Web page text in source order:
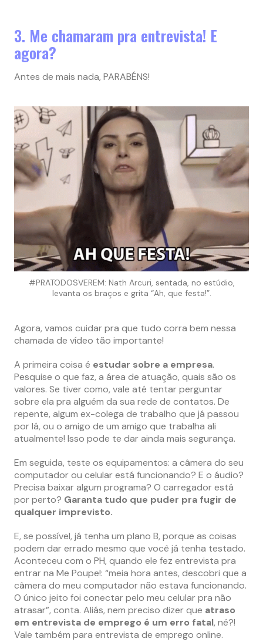
3. Me chamaram pra entrevista! E
agora?
Antes de mais nada, PARABÉNS!
#PRATODOSVEREM: Nath Arcuri, sentada, no estúdio,
levanta os braços e grita “Ah, que festa!”.
Agora, vamos cuidar pra que tudo corra bem nessa
chamada de vídeo tão importante!
A primeira coisa é estudar sobre a empresa.
Pesquise o que faz, a área de atuação, quais são os
valores. Se tiver como, vale até tentar perguntar
sobre ela pra alguém da sua rede de contatos. De
repente, algum ex-colega de trabalho que já passou
por lá, ou o amigo de um amigo que trabalha ali
atualmente! Isso pode te dar ainda mais segurança.
Em seguida, teste os equipamentos: a câmera do seu
computador ou celular está funcionando? E o áudio?
Precisa baixar algum programa? O carregador está
por perto? Garanta tudo que puder pra fugir de
qualquer imprevisto.
E, se possível, já tenha um plano B, porque as coisas
podem dar errado mesmo que você já tenha testado.
Aconteceu com o PH, quando ele fez entrevista pra
entrar na Me Poupe!: “meia hora antes, descobri que a
câmera do meu computador não estava funcionando.
O único jeito foi conectar pelo meu celular pra não
atrasar”, conta. Aliás, nem preciso dizer que atraso
em entrevista de emprego é um erro fatal, né?!
Vale também para entrevista de emprego online.